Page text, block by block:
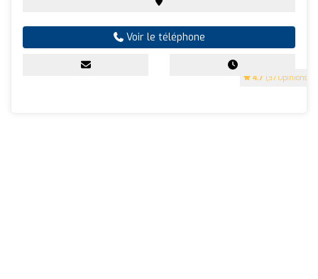
4.7 (37 Opinions)
Voir le téléphone